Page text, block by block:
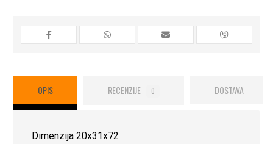
OPIS RECENZIJE 0 DOSTAVA
Dimenzija 20x31x72